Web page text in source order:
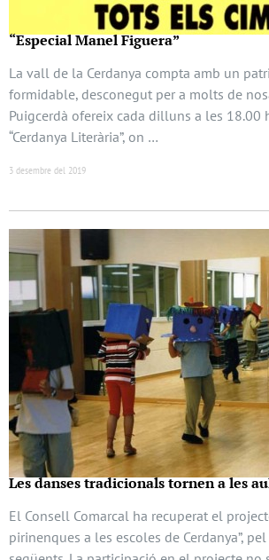
“Especial Manel Figuera”
La vall de la Cerdanya compta amb un
formidable, desconegut per a molts de
Puigcerdà ofereix cada dilluns a les 18.00
“Cerdanya Literària”, on …
3 desembre del 2019
Les danses tradicionals tornen a les
El Consell Comarcal ha recuperat el
pirinenques a les escoles de Cerdanya”,